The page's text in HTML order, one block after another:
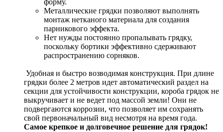
форму.
Металлические грядки позволяют выполнять
монтаж нетканого материала для создания
парникового эффекта.
Нет нужды постоянно пропалывать грядку,
поскольку бортики эффективно сдерживают
распространению сорняков.
Удобная и быстро возводимая конструкция. При длине
грядки более 2 метров идет автоматический раздел на
секции для устойчивости конструкции, короба грядок не
выкручивает и не ведет под массой земли! Они не
подвергаются коррозии, что позволяет им сохранять
свой первоначальный вид несмотря на время года.
Самое крепкое и долговечное решение для грядок!